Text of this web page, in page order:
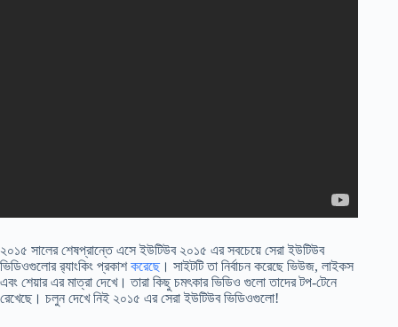
২০১৫ সালের শেষপ্রান্তে এসে ইউটিউব ২০১৫ এর সবচেয়ে সেরা ইউটিউব
ভিডিওগুলোর র‍্যাংকিং প্রকাশকরেছে। সাইটটি তা নির্বাচন করেছে ভিউজ, লাইকস
এবং শেয়ার এর মাত্রা দেখে। তারা কিছু চমৎকার ভিডিও গুলো তাদের টপ-টেনে
রেখেছে। চলুন দেখে নিই ২০১৫ এর সেরা ইউটিউব ভিডিওগুলো!